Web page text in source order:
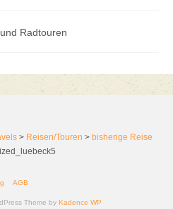
Radtouren
> Reisen/Touren > bisherige Reise
AGB
Theme by Kadence WP